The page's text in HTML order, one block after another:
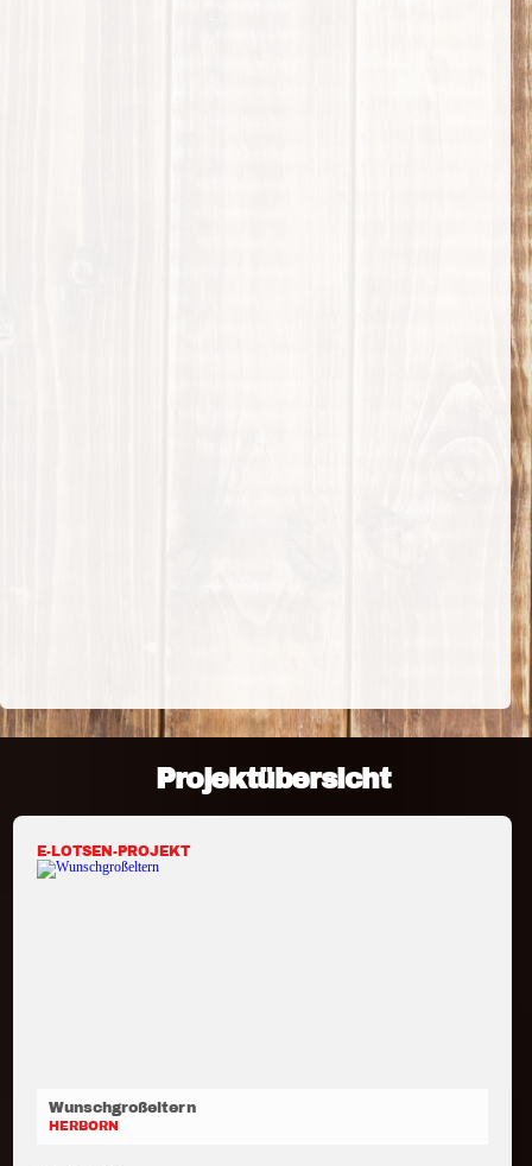
Projektübersicht
E-LOTSEN-PROJEKT
Wunschgroßeltern
HERBORN